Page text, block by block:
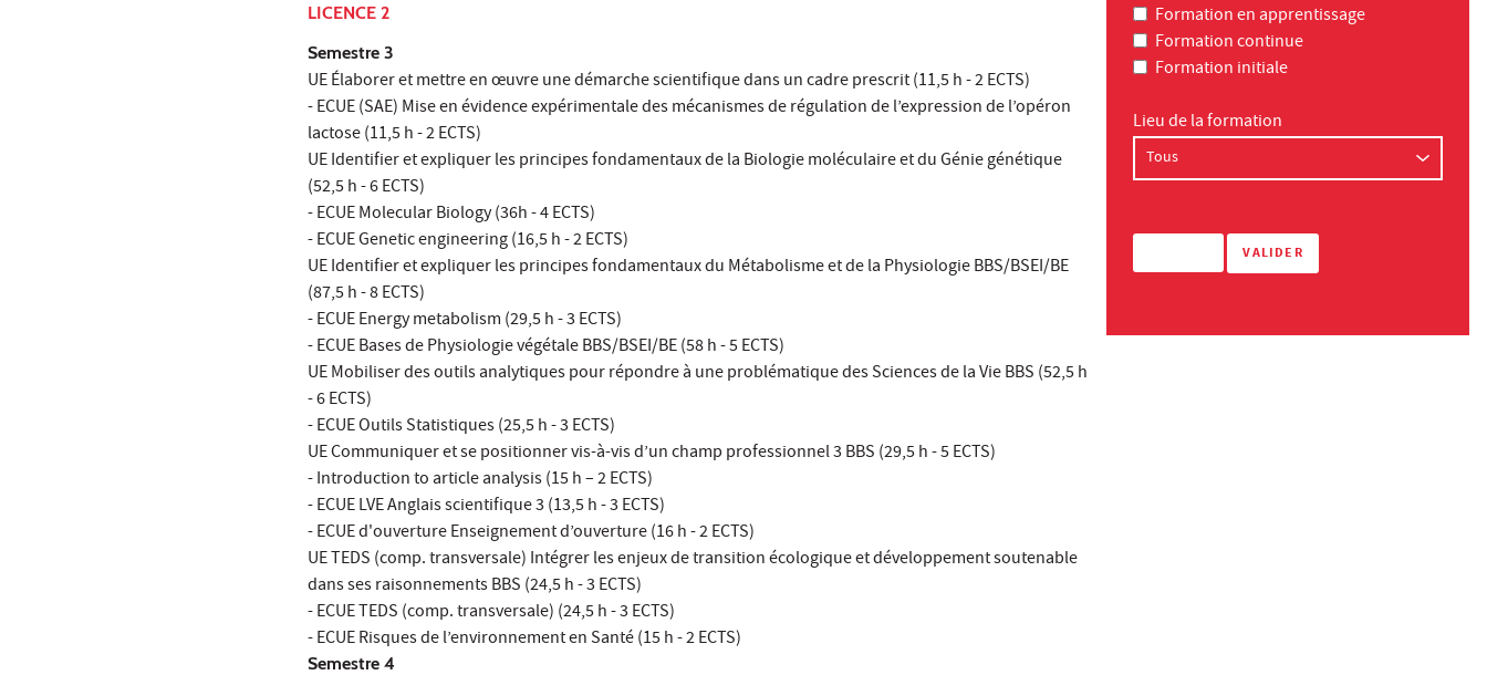
LICENCE 2
Semestre 3
UE Élaborer et mettre en œuvre une démarche scientifique dans un cadre prescrit (11,5 h - 2 ECTS)
- ECUE (SAE) Mise en évidence expérimentale des mécanismes de régulation de l’expression de l’opéron
lactose (11,5 h - 2 ECTS)
UE Identifier et expliquer les principes fondamentaux de la Biologie moléculaire et du Génie génétique
(52,5 h - 6 ECTS)
- ECUE Molecular Biology (36h - 4 ECTS)
- ECUE Genetic engineering (16,5 h - 2 ECTS)
UE Identifier et expliquer les principes fondamentaux du Métabolisme et de la Physiologie BBS/BSEI/BE
(87,5 h - 8 ECTS)
- ECUE Energy metabolism (29,5 h - 3 ECTS)
- ECUE Bases de Physiologie végétale BBS/BSEI/BE (58 h - 5 ECTS)
UE Mobiliser des outils analytiques pour répondre à une problématique des Sciences de la Vie BBS (52,5 h
- 6 ECTS)
- ECUE Outils Statistiques (25,5 h - 3 ECTS)
UE Communiquer et se positionner vis-à-vis d’un champ professionnel 3 BBS (29,5 h - 5 ECTS)
- Introduction to article analysis (15 h – 2 ECTS)
- ECUE LVE Anglais scientifique 3 (13,5 h - 3 ECTS)
- ECUE d'ouverture Enseignement d’ouverture (16 h - 2 ECTS)
UE TEDS (comp. transversale) Intégrer les enjeux de transition écologique et développement soutenable
dans ses raisonnements BBS (24,5 h - 3 ECTS)
- ECUE TEDS (comp. transversale) (24,5 h - 3 ECTS)
- ECUE Risques de l’environnement en Santé (15 h - 2 ECTS)
Semestre 4
Formation en apprentissage
Formation continue
Formation initiale
Lieu de la formation